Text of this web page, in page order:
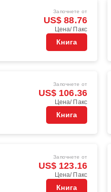
Започнете от
US$ 88.76
Цена/ Пакс
Книга
Започнете от
US$ 106.36
Цена/ Пакс
Книга
Започнете от
US$ 123.16
Цена/ Пакс
Книга